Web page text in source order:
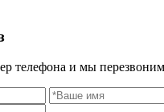
телефона и мы